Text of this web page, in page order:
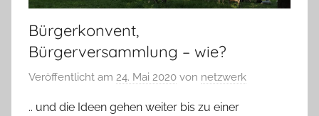
Bürgerkonvent,
Bürgerversammlung – wie?
Veröffentlicht am 24. Mai 2020 von netzwerk
.. und die Ideen gehen weiter bis zu einer